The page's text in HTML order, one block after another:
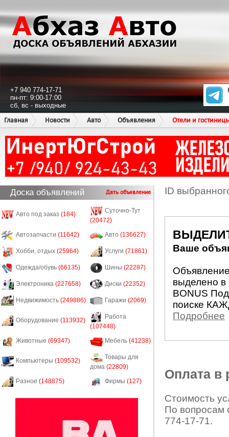
+7 940 774-17-71
пн-пт: 9:00-17:00
сб, вс - выходные
Главная
Новости Авто Объявления Отели и
Доска объявлений Дать объявление
Авто под заказ (184)
Суточно-Тут
(20472)
Автозапчасти (11642) Авто (136627)
Хобби, отдых (25964) Услуги (71861)
Одежда/обувь (66135) Шины (22287)
Электроника (227658) Диски (22352)
Недвижимость (249886) Гаражи (2069)
Оборудование (113932)
Работа
(107448)
Животные (69347) Мебель (41238)
Компьютеры (109532)
Товары для
дома (22809)
Разное (148875) Фирмы (127)
ID
Ваше
выделено в
BONUS
поиске
Подробнее
Оплата в
Стоимость
По вопросам
774-17-71.